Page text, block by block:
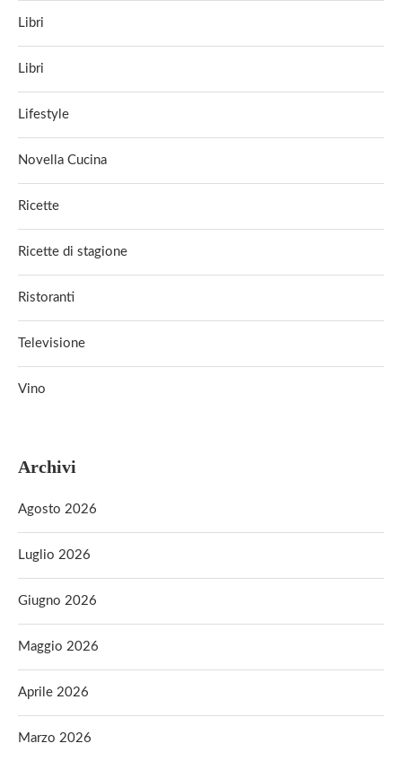
Libri
Libri
Lifestyle
Novella Cucina
Ricette
Ricette di stagione
Ristoranti
Televisione
Vino
Archivi
Agosto 2026
Luglio 2026
Giugno 2026
Maggio 2026
Aprile 2026
Marzo 2026